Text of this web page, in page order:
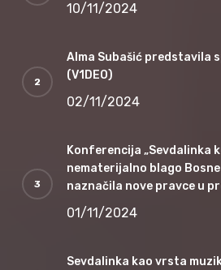
10/11/2024
Alma Subašić predstavila
(V1DEO)
02/11/2024
Konferencija
nematerijalno blago
naznačila nove pravce u
01/11/2024
Sevdalinka kao vrsta